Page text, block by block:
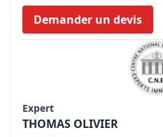
Demander un devis
Expert
THOMAS OLIVIER